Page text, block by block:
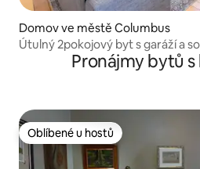
Domov ve městě Columbus
Útulný 2pokojový byt s garáží a
Německá vesnicePronájmy bytů
Oblíbené u hostů
Oblíbené u hostů